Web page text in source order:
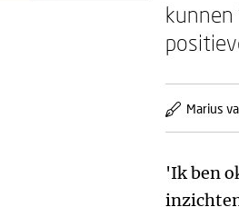
Marius
'Ik ben